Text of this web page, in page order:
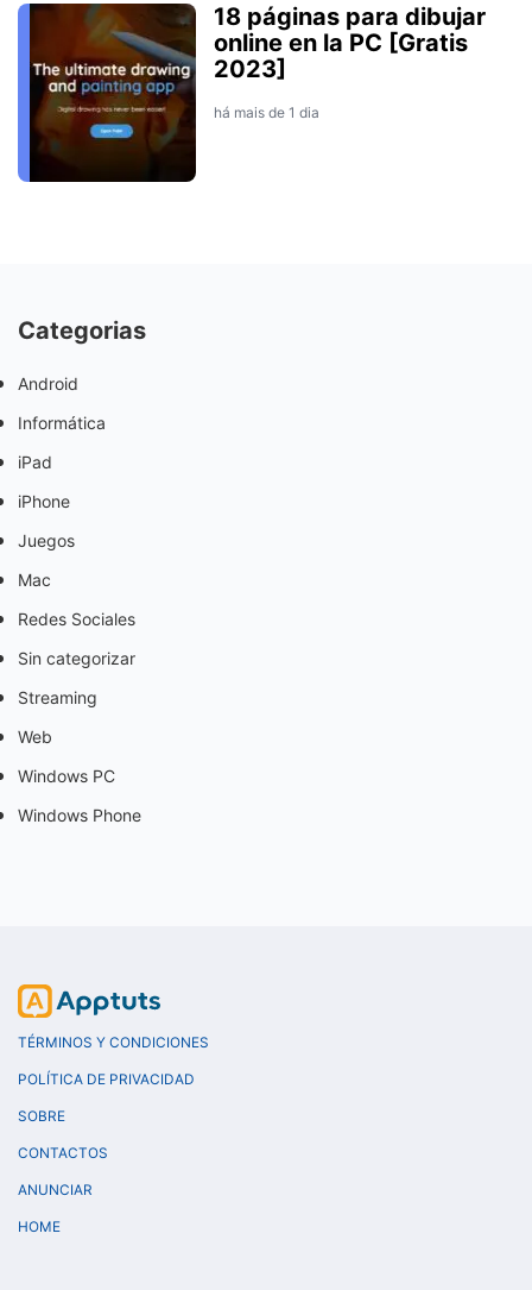
18 páginas para dibujar
online en la PC [Gratis
2023]
há mais de 1 dia
Categorias
Android
Informática
iPad
iPhone
Juegos
Mac
Redes Sociales
Sin categorizar
Streaming
Web
Windows PC
Windows Phone
TÉRMINOS Y CONDICIONES
POLÍTICA DE PRIVACIDAD
SOBRE
CONTACTOS
ANUNCIAR
HOME